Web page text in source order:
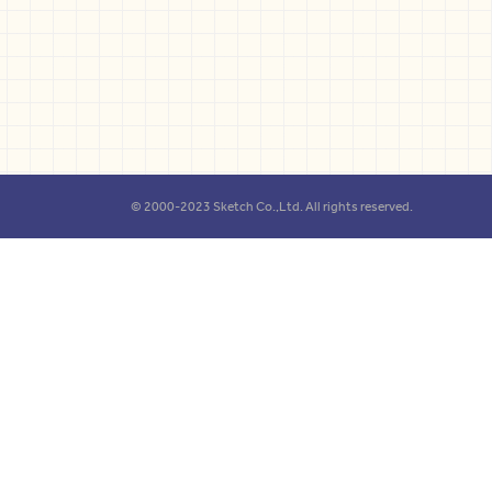
© 2000-2023 Sketch Co.,Ltd. All rights reserved.